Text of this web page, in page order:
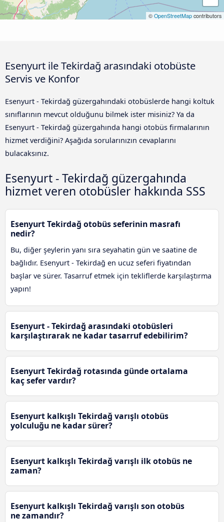
© OpenStreetMap contributors
Esenyurt ile Tekirdağ arasındaki otobüste
Servis ve Konfor
Esenyurt - Tekirdağ güzergahındaki otobüslerde hangi koltuk
sınıflarının mevcut olduğunu bilmek ister misiniz? Ya da
Esenyurt - Tekirdağ güzergahında hangi otobüs firmalarının
hizmet verdiğini? Aşağıda sorularınızın cevaplarını
bulacaksınız.
Esenyurt - Tekirdağ güzergahında
hizmet veren otobüsler hakkında SSS
Esenyurt Tekirdağ otobüs seferinin masrafı
nedir?
Bu, diğer şeylerin yanı sıra seyahatin gün ve saatine de
bağlıdır. Esenyurt - Tekirdağ en ucuz seferi fiyatından
başlar ve sürer. Tasarruf etmek için tekliflerde karşılaştırma
yapın!
Esenyurt - Tekirdağ arasındaki otobüsleri
karşılaştırarak ne kadar tasarruf edebilirim?
Esenyurt Tekirdağ rotasında günde ortalama
kaç sefer vardır?
Esenyurt kalkışlı Tekirdağ varışlı otobüs
yolculuğu ne kadar sürer?
Esenyurt kalkışlı Tekirdağ varışlı ilk otobüs ne
zaman?
Esenyurt kalkışlı Tekirdağ varışlı son otobüs
ne zamandır?